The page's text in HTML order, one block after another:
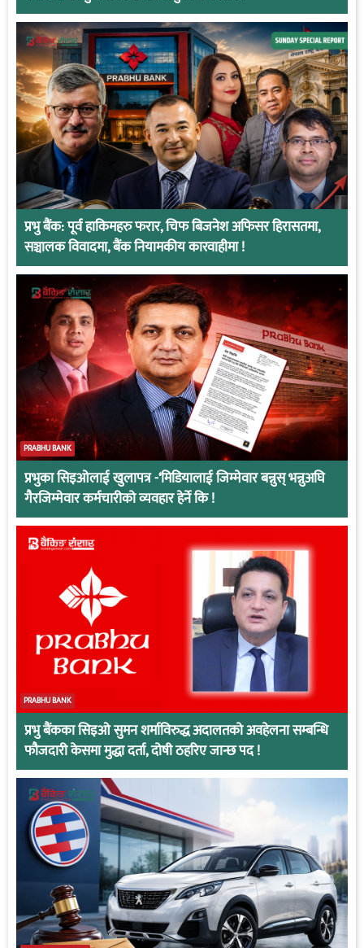
प्रभु बैंक: पूर्व हाकिमहरु फरार, चिफ बिजनेश अफिसर हिरासतमा,
सञ्चालक विवादमा, बैंक नियामकीय कारवाहीमा !
PRABHU BANK
प्रभुका सिइओलाई खुलापत्र -‘मिडियालाई जिम्मेवार बन्नुस् भन्नुअघि
गैरजिम्मेवार कर्मचारीको व्यवहार हेर्ने कि !
PRABHU BANK
प्रभु बैंकका सिइओ सुमन शर्माविरुद्ध अदालतको अवहेलना सम्बन्धि
फौजदारी केसमा मुद्धा दर्ता, दोषी ठहरिए जान्छ पद !